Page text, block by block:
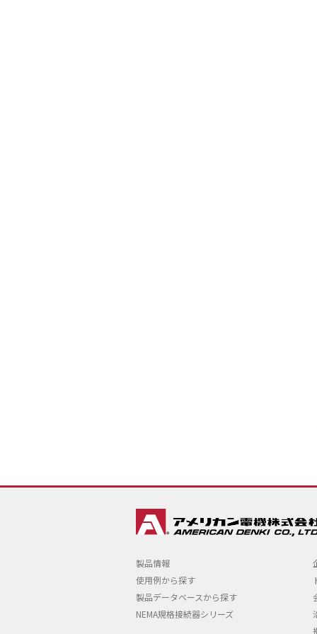
製品情報
使用例から探す
製品データベースから探す
NEMA規格接続器シリーズ